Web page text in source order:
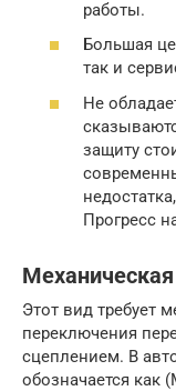
работы.
Большая
так и
Не
защиту
Прогресс
Этот вид требует
переключения
сцеплением. В
обозначается